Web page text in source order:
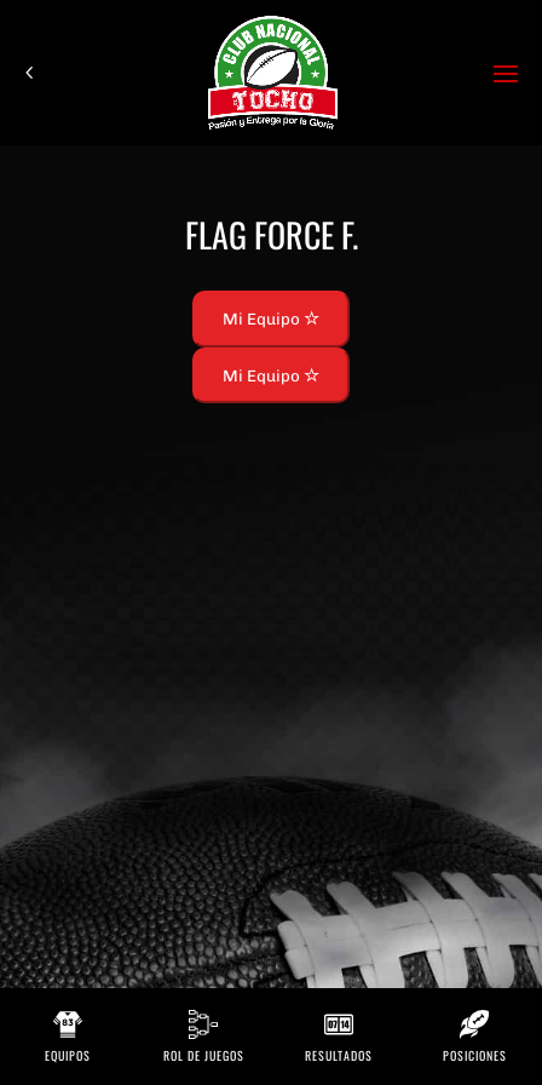
FLAG FORCE F.
Mi Equipo
Mi Equipo
EQUIPOS ROL DE JUEGOS RESULTADOS POSICIONES